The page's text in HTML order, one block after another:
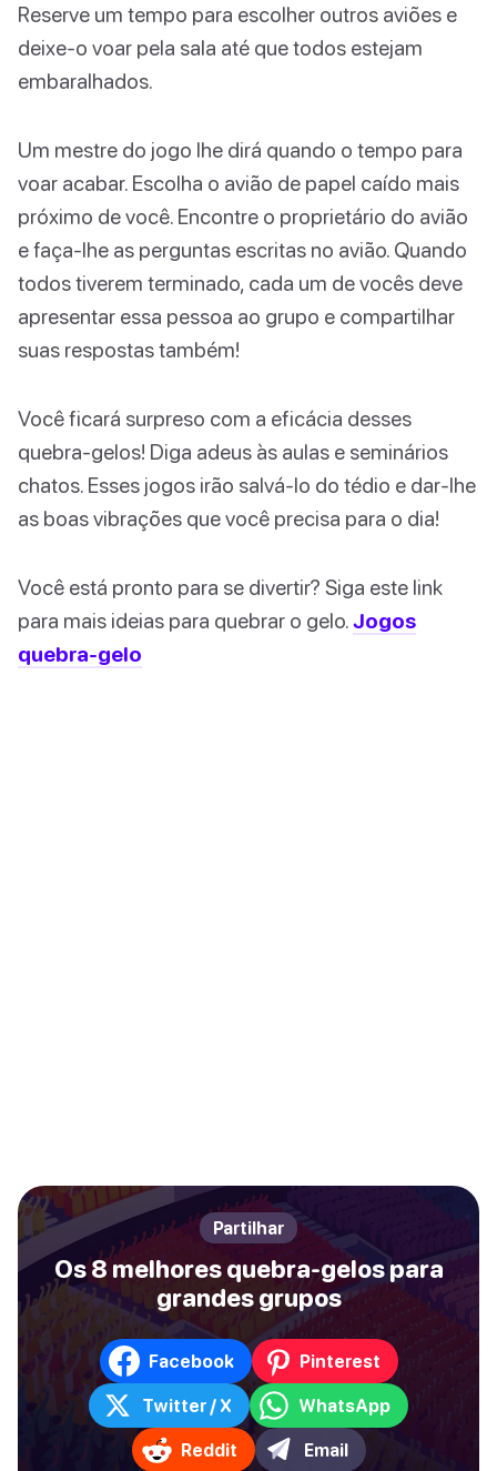
Reserve um tempo para escolher outros aviões e
deixe-o voar pela sala até que todos estejam
embaralhados.
Um mestre do jogo lhe dirá quando o tempo para
voar acabar. Escolha o avião de papel caído mais
próximo de você. Encontre o proprietário do avião
e faça-lhe as perguntas escritas no avião. Quando
todos tiverem terminado, cada um de vocês deve
apresentar essa pessoa ao grupo e compartilhar
suas respostas também!
Você ficará surpreso com a eficácia desses
quebra-gelos! Diga adeus às aulas e seminários
chatos. Esses jogos irão salvá-lo do tédio e dar-lhe
as boas vibrações que você precisa para o dia!
Você está pronto para se divertir? Siga este link
para mais ideias para quebrar o gelo.Jogos
quebra-gelo
Partilhar
Os 8 melhores quebra-gelos para
grandes grupos
Facebook Pinterest
Twitter / X WhatsApp
Reddit Email